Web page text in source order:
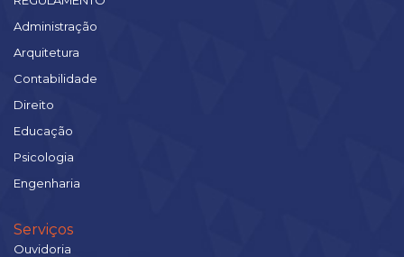
Administração
Arquitetura
Contabilidade
Direito
Educação
Psicologia
Engenharia
Serviços
Ouvidoria